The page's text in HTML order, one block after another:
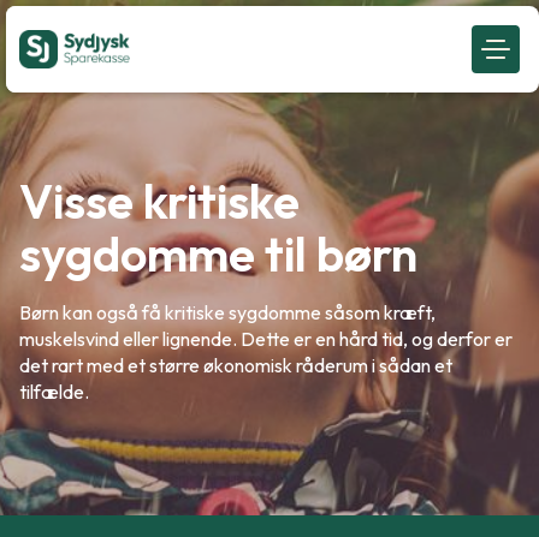
Visse kritiske
sygdomme til børn
Børn kan også få kritiske sygdomme såsom kræft,
muskelsvind eller lignende. Dette er en hård tid, og derfor er
det rart med et større økonomisk råderum i sådan et
tilfælde.